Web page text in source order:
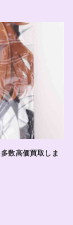
数高価買取しま